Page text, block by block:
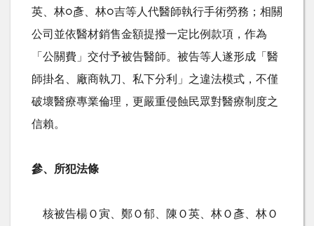
英、林○彥、林○吉等人代醫師執行手術勞務；相關
公司並依醫材銷售金額提撥一定比例款項，作為
「公關費」交付予被告醫師。被告等人遂形成「醫
師掛名、廠商執刀、私下分利」之違法模式，不僅
破壞醫療專業倫理，更嚴重侵蝕民眾對醫療制度之
信賴。
參、所犯法條
核被告楊Ｏ寅、鄭Ｏ郁、陳Ｏ英、林Ｏ彥、林Ｏ